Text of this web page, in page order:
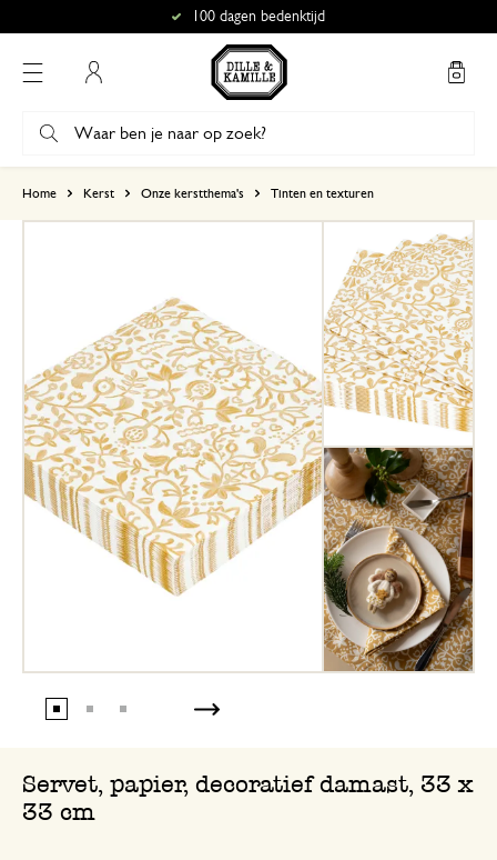
100 dagen bedenktijd
Home Kerst Onze kerstthema's Tinten en texturen
Servet, papier, decoratief damast, 33 x
33 cm